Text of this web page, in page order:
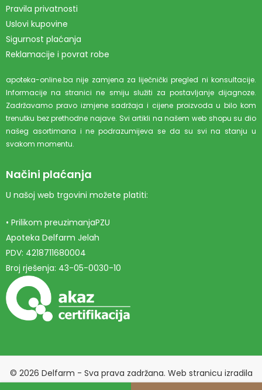
Pravila privatnosti
Uslovi kupovine
Sigurnost plaćanja
Reklamacije i povrat robe
apoteka-online.ba nije zamjena za liječnički pregled ni konsultacije.
Informacije na stranici ne smiju služiti za postavljanje dijagnoze.
Zadržavamo pravo izmjene sadržaja i cijene proizvoda u bilo kom
trenutku bez prethodne najave. Svi artikli na našem web shopu su dio
našeg asortimana i ne podrazumijeva se da su svi na stanju u
svakom momentu.
Načini plaćanja
U našoj web trgovini možete platiti:
• Prilikom preuzimanjaPZU
Apoteka Delfarm Jelah
PDV: 4218711680004
Broj rješenja: 43-05-0030-10
© 2026 Delfarm - Sva prava zadržana. Web stranicu izradila